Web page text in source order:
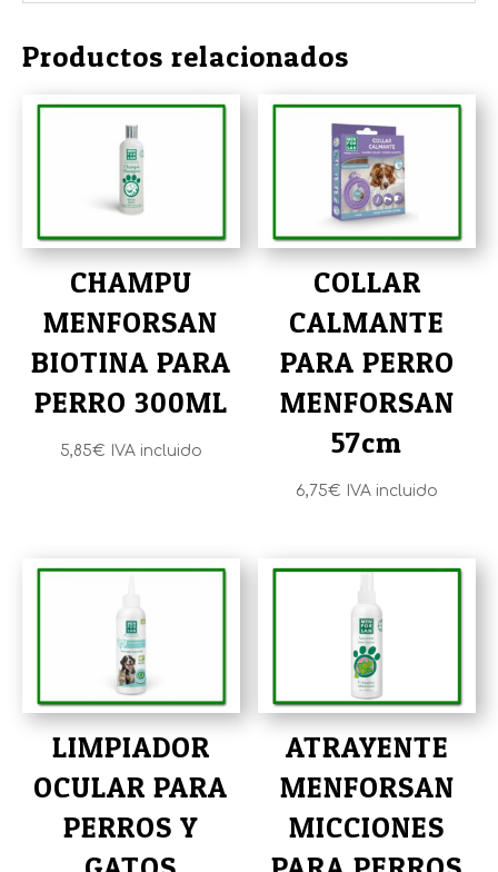
Productos relacionados
CHAMPU
MENFORSAN
BIOTINA PARA
PERRO 300ML
5,85€ IVA incluido
COLLAR
CALMANTE
PARA PERRO
MENFORSAN
57cm
6,75€ IVA incluido
LIMPIADOR
OCULAR PARA
PERROS Y
ATRAYENTE
MENFORSAN
MICCIONES